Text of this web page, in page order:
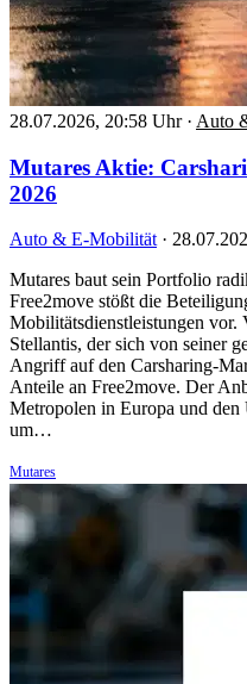
28.07.2026, 20:58 Uhr · Auto
Mutares Aktie:
2026
Auto & E-Mobilität ·
Mutares baut sein Portfolio
Free2move stößt die
Mobilitätsdienstleistungen vor.
Stellantis, der sich von seiner
Angriff auf den Carsharing-
Anteile an Free2move. Der
Metropolen in Europa und
um…
Mutares